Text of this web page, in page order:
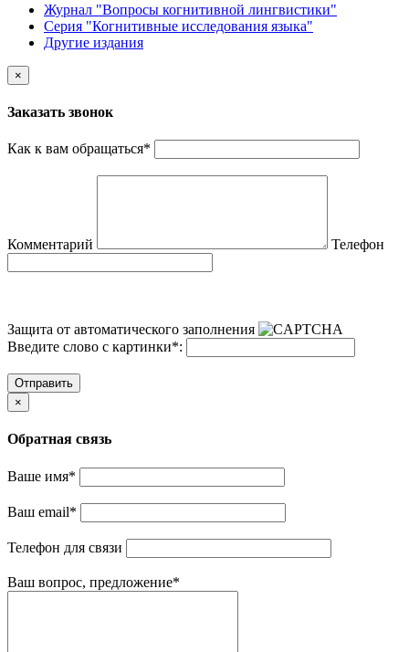
Журнал "Вопросы когнитивной лингвистики"
Серия "Когнитивные исследования языка"
Другие издания
×
Заказать звонок
Как к вам обращаться*
Комментарий Телефон
Защита от автоматического заполнения
Введите слово с картинки*:
Отправить
×
Обратная связь
Ваше имя*
Ваш email*
Телефон для связи
Ваш вопрос, предложение*